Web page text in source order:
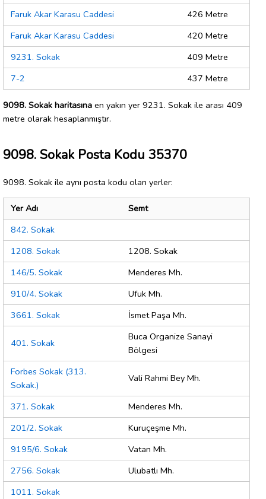
Faruk Akar Karasu Caddesi
426 Metre
Faruk Akar Karasu Caddesi
420 Metre
9231. Sokak
409 Metre
7-2
437 Metre
9098. Sokak haritasına en yakın yer 9231. Sokak ile arası 409
metre olarak hesaplanmıştır.
9098. Sokak Posta Kodu 35370
9098. Sokak ile aynı posta kodu olan yerler:
Yer Adı
Semt
842. Sokak
1208. Sokak
1208. Sokak
146/5. Sokak
Menderes Mh.
910/4. Sokak
Ufuk Mh.
3661. Sokak
İsmet Paşa Mh.
401. Sokak
Buca Organize Sanayi
Bölgesi
Forbes Sokak (313.
Sokak.)
Vali Rahmi Bey Mh.
371. Sokak
Menderes Mh.
201/2. Sokak
Kuruçeşme Mh.
9195/6. Sokak
Vatan Mh.
2756. Sokak
Ulubatlı Mh.
1011. Sokak